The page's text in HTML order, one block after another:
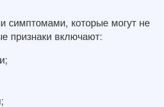
симптомами, которые могут не
признаки включают: